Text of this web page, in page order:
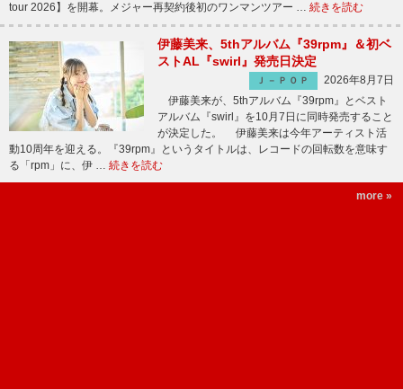
tour 2026】を開幕。メジャー再契約後初のワンマンツアー … 続きを読む
伊藤美来、5thアルバム『39rpm』＆初ベ
ストAL『swirl』発売日決定
Ｊ－ＰＯＰ
2026年8月7日
伊藤美来が、5thアルバム『39rpm』とベスト
アルバム『swirl』を10月7日に同時発売すること
が決定した。 伊藤美来は今年アーティスト活
動10周年を迎える。『39rpm』というタイトルは、レコードの回転数を意味す
る「rpm」に、伊 … 続きを読む
more »